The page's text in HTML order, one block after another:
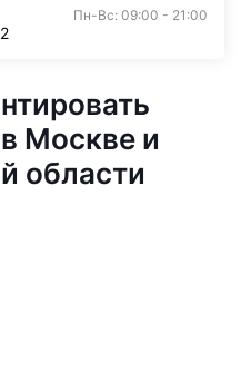
Пн-Вс: 09:00 - 21:00
Москве и
области